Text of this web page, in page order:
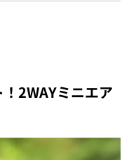
2WAYミニエア